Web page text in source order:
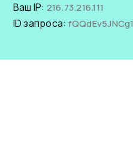
Ваш IP: 216.73.216.111
ID запроса: fQQdEv5JNCg1